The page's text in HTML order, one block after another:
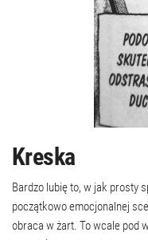
Kreska
Bardzo lubię to, w jak prosty
początkowo emocjonalnej
obraca w żart. To wcale pod